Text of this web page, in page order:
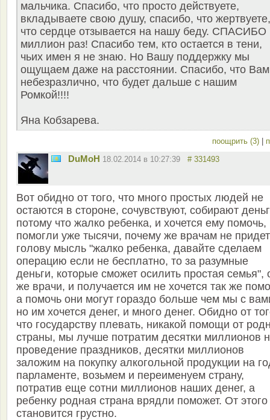
мальчика. Спасибо, что просто действуете,
вкладываете свою душу, спасибо, что жертвуете,
что сердце отзывается на нашу беду. СПАСИБО
миллион раз! Спасибо тем, кто остается в тени,
чьих имен я не знаю. Но Вашу поддержку мы
ощущаем даже на расстоянии. Спасибо, что Вам
небезразлично, что будет дальше с нашим
Ромкой!!!!
Яна Кобзарева.
поощрить (3) |
DuMoH 18.02.2014 в 10:27:39 # 331493
Вот обидно от того, что много простых людей не
остаются в стороне, сочувствуют, собирают
потому что жалко ребенка, и хочется ему помочь,
помогли уже тысячи, почему же врачам не
голову мысль "жалко ребенка, давайте сделаем
операцию если не бесплатно, то за разумные
деньги, которые сможет осилить простая семья",
же врачи, и получается им не хочется так же
а помочь они могут гораздо больше чем мы с
но им хочется денег, и много денег. Обидно от
что государству плевать, никакой помощи от
страны, мы лучше потратим десятки миллионов
проведение праздников, десятки миллионов
заложим на покупку алкогольной продукции на
парламенте, возьмем и переименуем страну,
потратив еще сотни миллионов наших денег, а
ребенку родная страна врядли поможет. От этого
становится грустно.